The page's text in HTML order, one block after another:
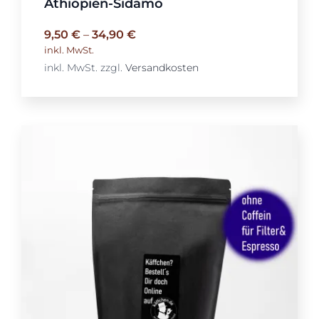
Äthiopien-Sidamo
9,50 €– 34,90 €
inkl. MwSt.
inkl. MwSt. zzgl. Versandkosten